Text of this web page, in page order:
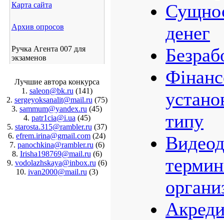
Карта сайта
Архив опросов
Ручка Агента 007 для
экзаменов
Лучшие автора конкурса
1. saleon@bk.ru (141)
2. sergeyoksanalit@mail.ru (75)
3. sammum@yandex.ru (45)
4. patr1cia@i.ua (45)
5. starosta.315@rambler.ru (37)
6. efrem.irina@gmail.com (24)
7. panochkina@rambler.ru (6)
8. Irisha198769@mail.ru (6)
9. vodolazhskaya@inbox.ru (6)
10. ivan2000@mail.ru (3)
денег
типу